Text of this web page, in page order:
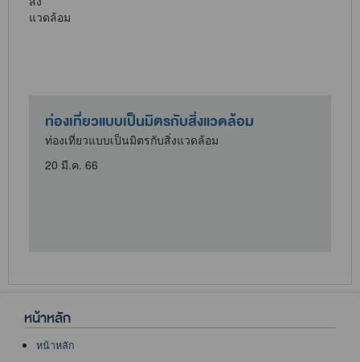
ท่องเที่ยวแบบเป็นมิตรกับสิ่งแวดล้อม
ท่องเที่ยวแบบเป็นมิตรกับสิ่งแวดล้อม
20 มี.ค. 66
หน้าหลัก
หน้าหลัก